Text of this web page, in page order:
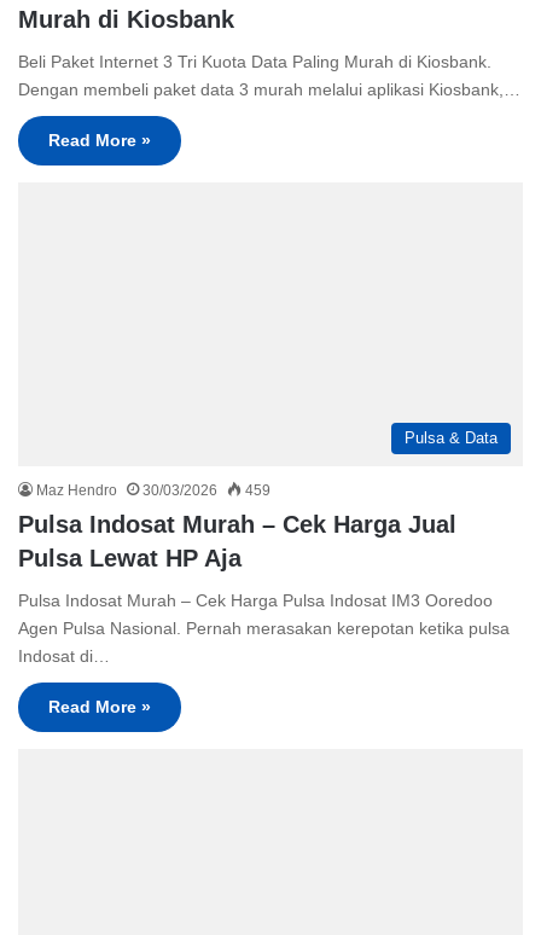
Murah di Kiosbank
Beli Paket Internet 3 Tri Kuota Data Paling Murah di Kiosbank.
Dengan membeli paket data 3 murah melalui aplikasi Kiosbank,…
Read More »
Pulsa & Data
Maz Hendro 30/03/2026 459
Pulsa Indosat Murah – Cek Harga Jual
Pulsa Lewat HP Aja
Pulsa Indosat Murah – Cek Harga Pulsa Indosat IM3 Ooredoo
Agen Pulsa Nasional. Pernah merasakan kerepotan ketika pulsa
Indosat di…
Read More »